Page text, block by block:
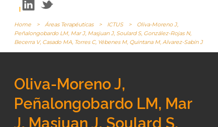
|
Home > Áreas Terapéuticas > ICTUS >
Oliva-Moreno J,
Peñalongobardo LM, Mar J, Masjuan J, Soulard S, González-Rojas N,
Becerra V, Casado MA, Torres C, Yébenes M, Quintana M, Alvarez-Sabín J
Oliva-Moreno J,
Peñalongobardo LM, Mar
J, Masjuan J, Soulard S,